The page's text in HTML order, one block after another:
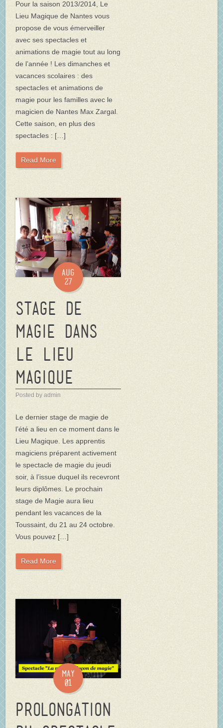
Pour la saison 2013/2014, Le
Lieu Magique de Nantes vous
propose de vous émerveiller
avec ses spectacles et
animations de magie tout au long
de l’année ! Les dimanches et
vacances scolaires : des
spectacles et animations de
magie pour les familles avec le
magicien de Nantes Max Zargal.
Cette saison, en plus des
spectacles : […]
Read More
Aug
27
Stage de
Magie dans
Le Lieu
Magique
Posted by admin
Le dernier stage de magie de
l’été a lieu en ce moment dans le
Lieu Magique. Les apprentis
magiciens préparent activement
le spectacle de magie du jeudi
soir, à l’issue duquel ils recevront
leurs diplômes. Le prochain
stage de Magie aura lieu
pendant les vacances de la
Toussaint, du 21 au 24 octobre.
Vous pouvez […]
Read More
May
01
Prolongation